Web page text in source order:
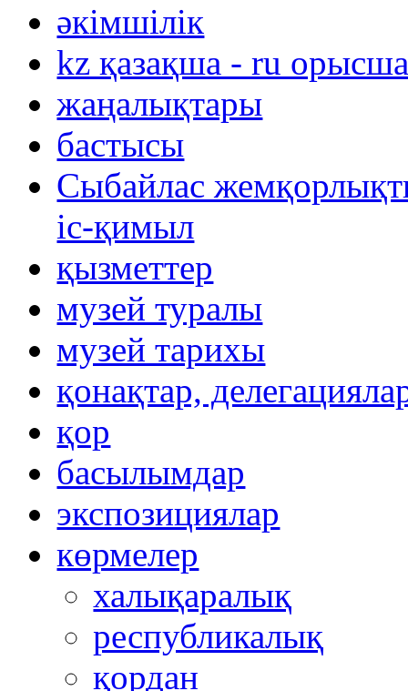
әкімшілік
kz қазақша - ru
жаңалықтары
бастысы
Сыбайлас
іс-қимыл
қызметтер
музей туралы
музей тарихы
қонақтар,
қор
басылымдар
экспозициялар
көрмелер
халықаралық
республикалық
қордан